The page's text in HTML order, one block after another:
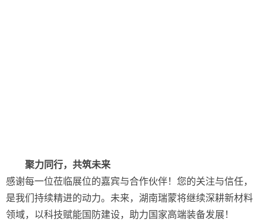
聚力同行，共筑未来
感谢每一位莅临展位的嘉宾与合作伙伴！您的关注与信任，
是我们持续精进的动力。未来，湖南瑞蒙将继续深耕新材料
领域，以科技赋能国防建设，助力国家高端装备发展！